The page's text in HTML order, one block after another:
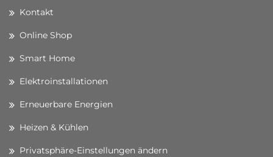
Kontakt
Online Shop
Smart Home
Elektroinstallationen
Erneuerbare Energien
Heizen & Kühlen
Privatsphäre-Einstellungen ändern